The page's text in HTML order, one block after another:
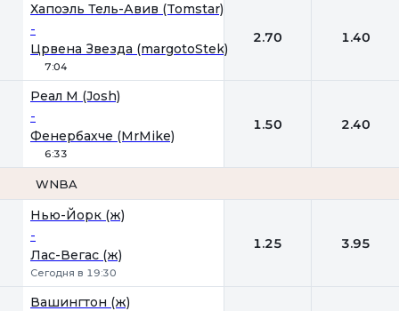
Хапоэль Тель-Авив (Tomstar)
-
Црвена Звезда (margotoStek)
7:04
2.70 1.40
Реал М (Josh)
-
Фенербахче (MrMike)
6:33
1.50 2.40
WNBA
Нью-Йорк (ж)
-
Лас-Вегас (ж)
Сегодня в 19:30
1.25 3.95
Вашингтон (ж)